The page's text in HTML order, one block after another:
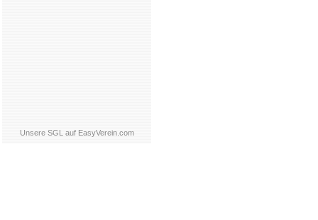
Unsere SGL auf EasyVerein.com